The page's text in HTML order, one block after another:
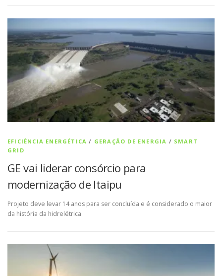
EFICIÊNCIA ENERGÉTICA / GERAÇÃO DE ENERGIA / SMART
GRID
GE vai liderar consórcio para
modernização de Itaipu
Projeto deve levar 14 anos para ser concluída e é considerado o maior
da história da hidrelétrica